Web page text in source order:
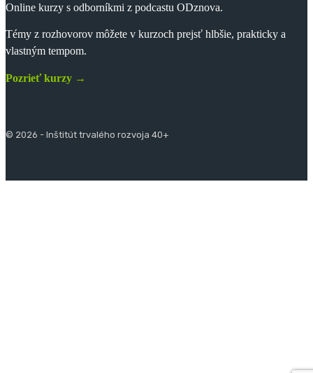
Online kurzy s odborníkmi z podcastu ODznova.
Témy z rozhovorov môžete v kurzoch prejsť hlbšie, prakticky a
vlastným tempom.
Pozrieť kurzy →
© 2026 - Inštitút trvalého rozvoja 40+